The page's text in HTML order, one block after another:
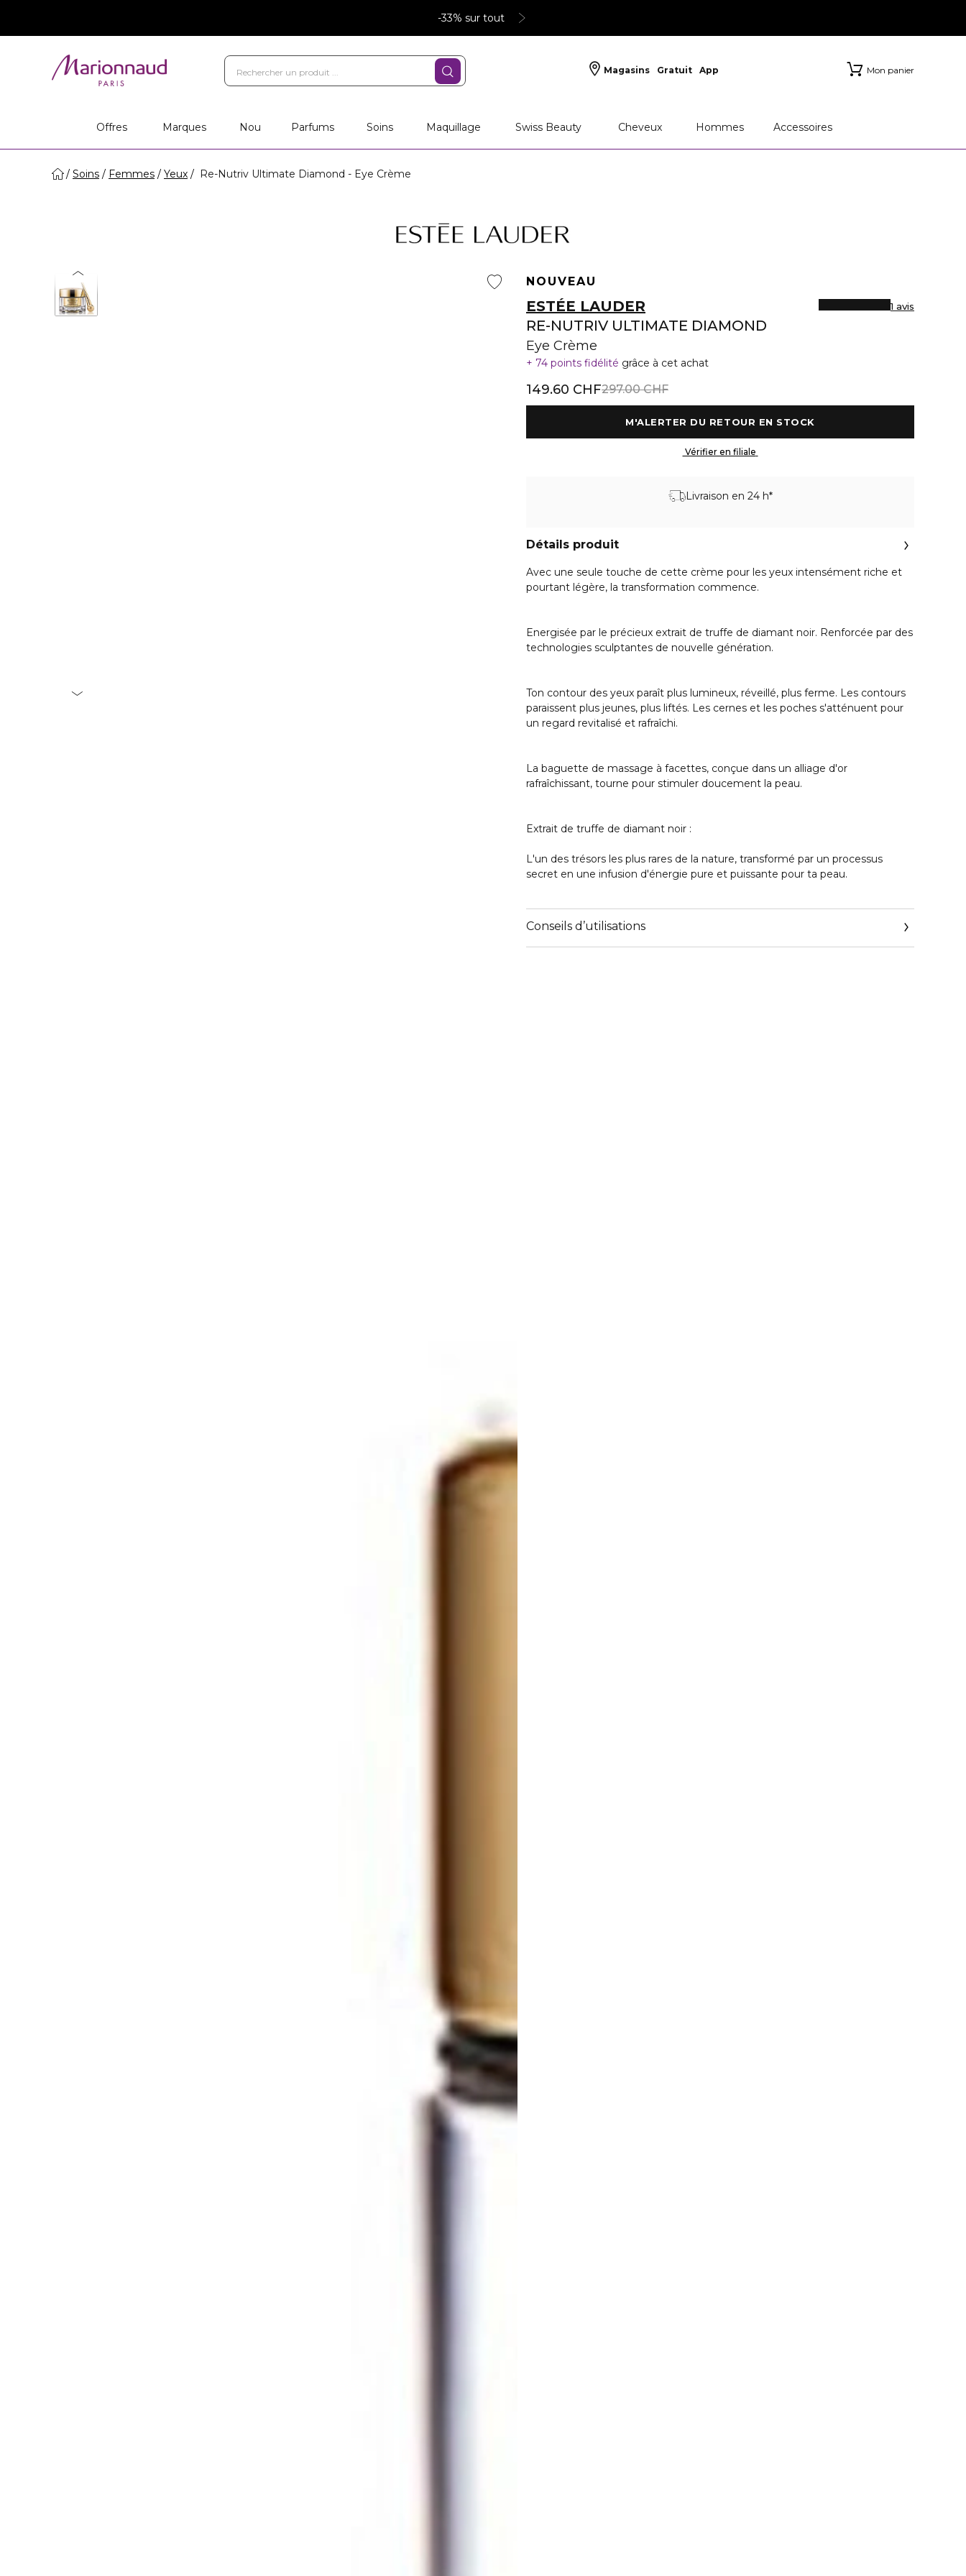
-33% sur tout
Magasins Gratuit App Mon panier
Offres Marques Nou Parfums Soins Maquillage Swiss Beauty Cheveux Hommes Accessoires
Soins Femmes Yeux Re-Nutriv Ultimate Diamond - Eye Crème
NOUVEAU
ESTÉE LAUDER
RE-NUTRIV ULTIMATE DIAMOND
Eye Crème
1 avis
74 points fidélité grâce à cet achat
149.60 CHF297.00 CHF
Livraison en 24 h*
Détails produit
Avec une seule touche de cette crème pour les yeux intensément riche et
pourtant légère, la transformation commence.
Energisée par le précieux extrait de truffe de diamant noir. Renforcée par des
technologies sculptantes de nouvelle génération.
Ton contour des yeux paraît plus lumineux, réveillé, plus ferme. Les contours
paraissent plus jeunes, plus liftés. Les cernes et les poches s'atténuent pour
un regard revitalisé et rafraîchi.
La baguette de massage à facettes, conçue dans un alliage d'or
rafraîchissant, tourne pour stimuler doucement la peau.
Extrait de truffe de diamant noir :
L'un des trésors les plus rares de la nature, transformé par un processus
secret en une infusion d'énergie pure et puissante pour ta peau.
Conseils d’utilisations